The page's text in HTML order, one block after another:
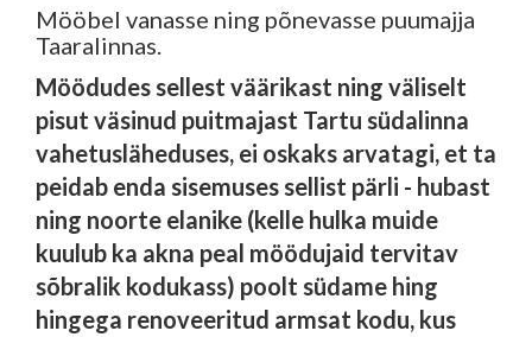
TEHNIKA
KONTAKT
MEIST
BLOGI/UUDISED
KUIDAS TELLIDA MÖÖBLIT?
Mööbel vanasse ning põnevasse puumajja
Taaralinnas.
Möödudes sellest väärikast ning väliselt
pisut väsinud puitmajast Tartu südalinna
vahetusläheduses, ei oskaks arvatagi, et ta
peidab enda sisemuses sellist pärli - hubast
ning noorte elanike (kelle hulka muide
kuulub ka akna peal möödujaid tervitav
sõbralik kodukass) poolt südame hing
hingega renoveeritud armsat kodu, kus